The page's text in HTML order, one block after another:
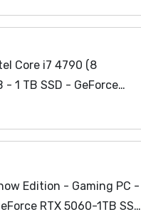
Core i7 4790 (8
- 1 TB SSD - GeForce
Edition - Gaming PC -
RTX 5060-1TB SSD